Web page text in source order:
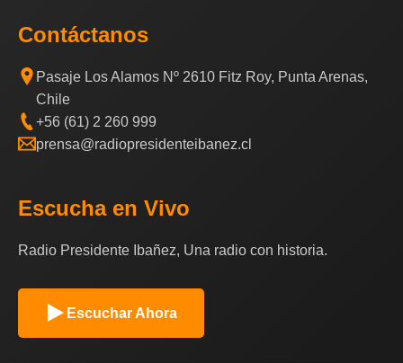
Contáctanos
Pasaje Los Alamos Nº 2610 Fitz Roy, Punta Arenas,
Chile
+56 (61) 2 260 999
prensa@radiopresidenteibanez.cl
Escucha en Vivo
Radio Presidente Ibañez, Una radio con historia.
Escuchar Ahora